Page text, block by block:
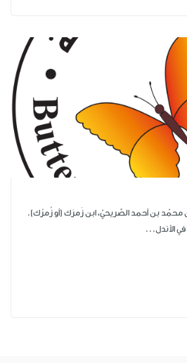
بن أحمد الصَّريحيّ، ابن زَمرَك (أو زُمرُك).
الأندل...